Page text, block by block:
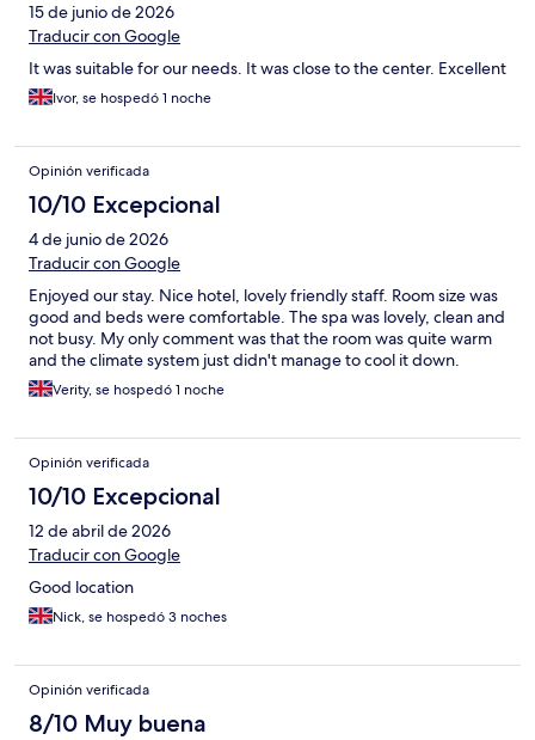
15 de junio de 2026
Traducir con Google
It was suitable for our needs. It was close to the center. Excellent
Ivor, se hospedó 1 noche
Opinión verificada
10/10 Excepcional
4 de junio de 2026
Traducir con Google
Enjoyed our stay. Nice hotel, lovely friendly staff. Room size was
good and beds were comfortable. The spa was lovely, clean and
not busy. My only comment was that the room was quite warm
and the climate system just didn't manage to cool it down.
Verity, se hospedó 1 noche
Opinión verificada
10/10 Excepcional
12 de abril de 2026
Traducir con Google
Good location
Nick, se hospedó 3 noches
Opinión verificada
8/10 Muy buena